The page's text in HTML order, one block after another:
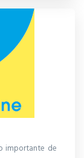
importante de